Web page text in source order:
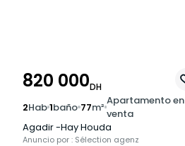
820 000DH
2Hab1baño77m² Apartamento en
venta
Agadir -Hay Houda
Anuncio por : Sélection agenz